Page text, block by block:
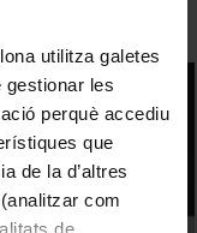
utilitza galetes
gestionar les
perquè accediu
que
de la d’altres
com
de